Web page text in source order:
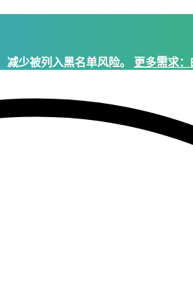
少被列入黑名单风险。 更多需求